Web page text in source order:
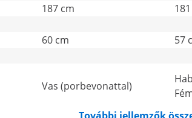
187 cm
60 cm 57
Vas (porbevonattal)